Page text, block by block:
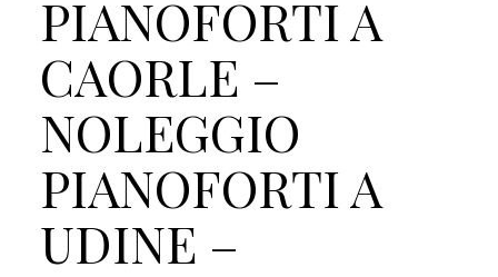
PIANOFORTI A
CAORLE –
NOLEGGIO
PIANOFORTI A
UDINE –